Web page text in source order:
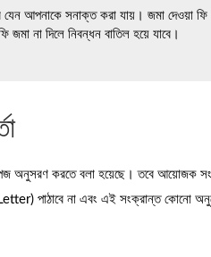
যেন আপনাকে সনাক্ত করা যায়। জমা দেওয়া
না দিলে নিবন্ধন বাতিল হয়ে যাবে।
পেজ অনুসরণ করতে বলা হয়েছে। তবে আয়োজক
পাঠাবে না এবং এই সংক্রান্ত কোনো